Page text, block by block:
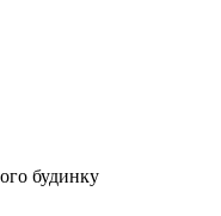
будинку